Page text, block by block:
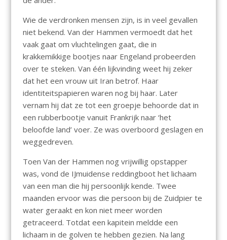
Wie de verdronken mensen zijn, is in veel gevallen
niet bekend. Van der Hammen vermoedt dat het
vaak gaat om vluchtelingen gaat, die in
krakkemikkige bootjes naar Engeland probeerden
over te steken. Van één lijkvinding weet hij zeker
dat het een vrouw uit Iran betrof. Haar
identiteitspapieren waren nog bij haar. Later
vernam hij dat ze tot een groepje behoorde dat in
een rubberbootje vanuit Frankrijk naar ‘het
beloofde land’ voer. Ze was overboord geslagen en
weggedreven.
Toen Van der Hammen nog vrijwillig opstapper
was, vond de IJmuidense reddingboot het lichaam
van een man die hij persoonlijk kende. Twee
maanden ervoor was die persoon bij de Zuidpier te
water geraakt en kon niet meer worden
getraceerd. Totdat een kapitein meldde een
lichaam in de golven te hebben gezien. Na lang